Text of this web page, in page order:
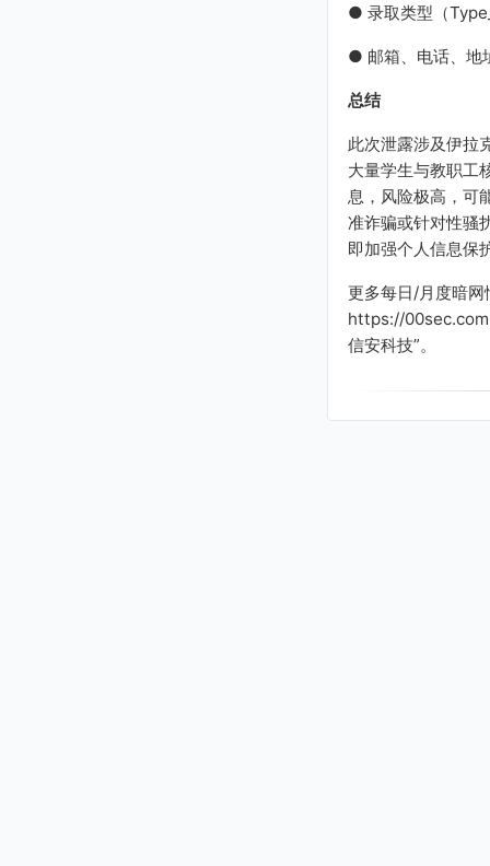
● 录取类型（
● 邮箱、电话、地
总结
此次泄露涉及伊拉
大量学生与教职工
息，风险极高，可
准诈骗或针对性骚
即加强个人信息保
更多每日/月度暗
https://00sec.com
信安科技”。